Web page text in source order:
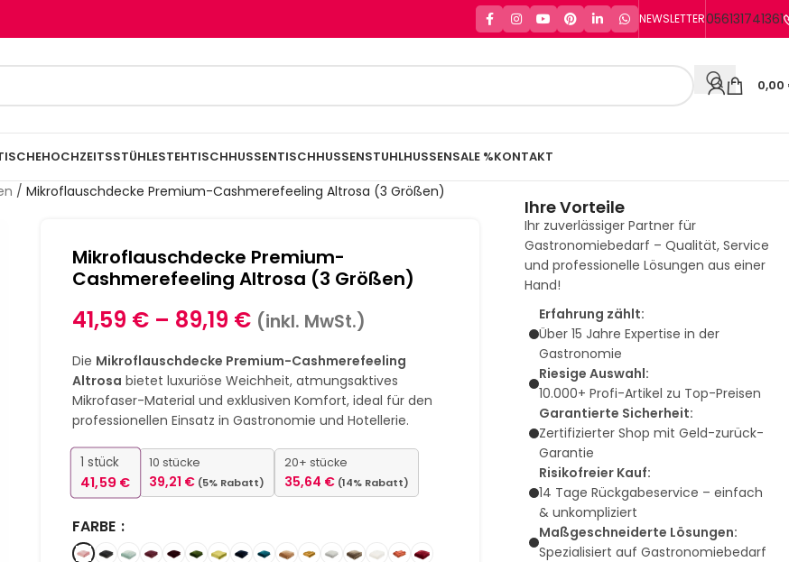
NEWSLETTER056131741361
0,00
HOCHZEITSSTÜHLESTEHTISCHHUSSENTISCHHUSSENSTUHLHUSSENSALE %KONTAKT
/ Mikroflauschdecke Premium-Cashmerefeeling Altrosa (3 Größen)
Mikroflauschdecke Premium-
Cashmerefeeling Altrosa (3 Größen)
41,59 € – 89,19 € (inkl. MwSt.)
Die Mikroflauschdecke Premium-Cashmerefeeling
Altrosa bietet luxuriöse Weichheit, atmungsaktives
Mikrofaser-Material und exklusiven Komfort, ideal für den
professionellen Einsatz in Gastronomie und Hotellerie.
1 stück
41,59€
10 stücke
39,21 € (5% Rabatt)
20+ stücke
35,64 € (14% Rabatt)
FARBE
Ihre Vorteile
Ihr zuverlässiger Partner für
Gastronomiebedarf – Qualität, Service
und professionelle Lösungen aus einer
Hand!
Erfahrung zählt:
Über 15 Jahre Expertise in der
Gastronomie
Riesige Auswahl:
10.000+ Profi-Artikel zu Top-Preisen
Garantierte Sicherheit:
Zertifizierter Shop mit Geld-zurück-
Garantie
Risikofreier Kauf:
14 Tage Rückgabeservice – einfach
& unkompliziert
Maßgeschneiderte Lösungen:
Spezialisiert auf Gastronomiebedarf